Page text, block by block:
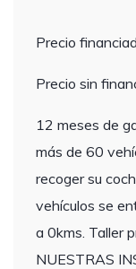
Precio
Precio sin
12 meses de
más de 60
recoger su
vehículos se
a 0kms. Taller
NUESTRAS